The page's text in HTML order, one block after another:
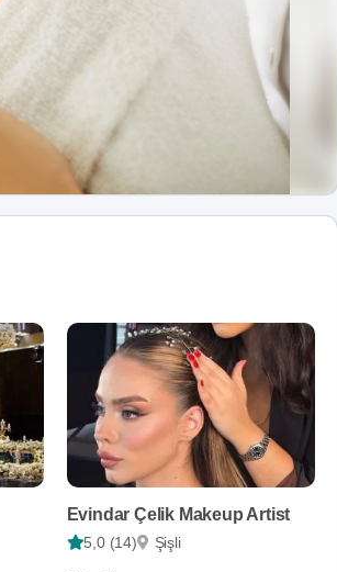
Evindar Çelik Makeup Artist
5,0 (14) Şişli